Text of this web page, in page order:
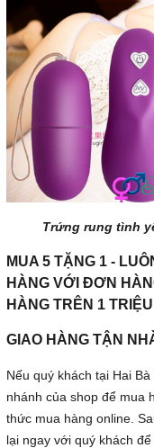
Trứng rung tình
MUA 5 TẶNG 1 -
HÀNG VỚI ĐƠN
HÀNG TRÊN 1 TRIỆU
GIAO HÀNG TẬN
Nếu quý khách tại Hai
nhánh của shop để mua
thức mua hàng online.
lại ngay với quý khách